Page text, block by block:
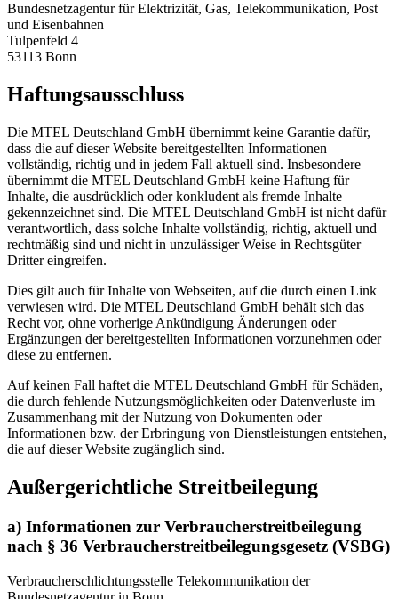
Bundesnetzagentur für Elektrizität, Gas, Telekommunikation, Post
und Eisenbahnen
Tulpenfeld 4
53113 Bonn
Haftungsausschluss
Die MTEL Deutschland GmbH übernimmt keine Garantie dafür,
dass die auf dieser Website bereitgestellten Informationen
vollständig, richtig und in jedem Fall aktuell sind. Insbesondere
übernimmt die MTEL Deutschland GmbH keine Haftung für
Inhalte, die ausdrücklich oder konkludent als fremde Inhalte
gekennzeichnet sind. Die MTEL Deutschland GmbH ist nicht dafür
verantwortlich, dass solche Inhalte vollständig, richtig, aktuell und
rechtmäßig sind und nicht in unzulässiger Weise in Rechtsgüter
Dritter eingreifen.
Dies gilt auch für Inhalte von Webseiten, auf die durch einen Link
verwiesen wird. Die MTEL Deutschland GmbH behält sich das
Recht vor, ohne vorherige Ankündigung Änderungen oder
Ergänzungen der bereitgestellten Informationen vorzunehmen oder
diese zu entfernen.
Auf keinen Fall haftet die MTEL Deutschland GmbH für Schäden,
die durch fehlende Nutzungsmöglichkeiten oder Datenverluste im
Zusammenhang mit der Nutzung von Dokumenten oder
Informationen bzw. der Erbringung von Dienstleistungen entstehen,
die auf dieser Website zugänglich sind.
Außergerichtliche Streitbeilegung
a) Informationen zur Verbraucherstreitbeilegung
nach § 36 Verbraucherstreitbeilegungsgesetz (VSBG)
Verbraucherschlichtungsstelle Telekommunikation der